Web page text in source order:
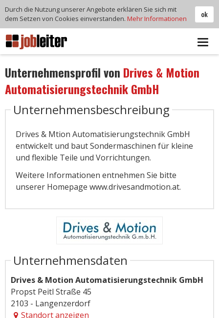
Unternehmensprofil von Drives & Motion
Automatisierungstechnik GmbH
Unternehmensbeschreibung
Drives & Mtion Automatisierungstechnik GmbH
entwickelt und baut Sondermaschinen für kleine
und flexible Teile und Vorrichtungen.
Weitere Informationen entnehmen Sie bitte
unserer Homepage www.drivesandmotion.at.
Unternehmensdaten
Drives & Motion Automatisierungstechnik GmbH
Propst Peitl Straße 45
2103 - Langenzerdorf
Standort anzeigen
ok
Durch die Nutzung unserer Angebote erklären Sie sich mit
dem Setzen von Cookies einverstanden. Mehr Informationen